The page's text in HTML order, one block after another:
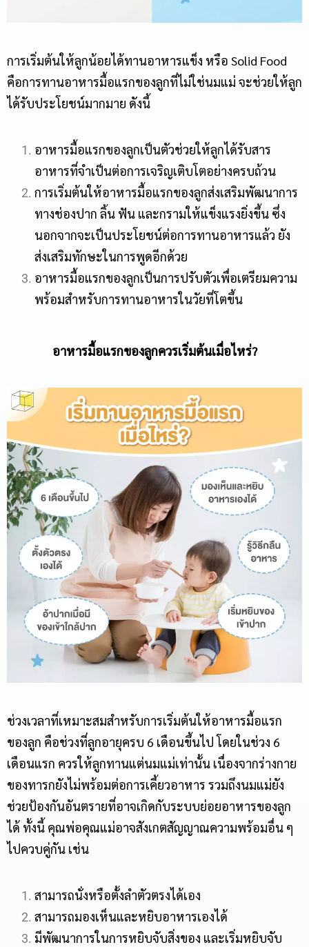
การเริ่มต้นให้ลูกน้อยได้ทานอาหารแข็ง หรือ Solid Food
คือการทานอาหารมื้อแรกของลูกที่ไม่ใช่นมแม่ จะช่วยให้ลูก
ได้รับประโยชน์มากมาย ดังนี้
อาหารมื้อแรกของลูกเป็นตัวช่วยให้ลูกได้รับสาร
อาหารที่จำเป็นต่อการเจริญเติบโตอย่างครบถ้วน
การเริ่มต้นให้อาหารมื้อแรกของลูกส่งเสริมพัฒนาการ
ทางช่องปาก ลิ้น ฟัน และกรามให้แข็งแรงยิ่งขึ้น ซึ่ง
นอกจากจะเป็นประโยชน์ต่อการทานอาหารแล้ว ยัง
ส่งเสริมทักษะในการพูดอีกด้วย
อาหารมื้อแรกของลูกเป็นการปรับตัวเพื่อเตรียมความ
พร้อมสำหรับการทานอาหารในวัยที่โตขึ้น
อาหารมื้อแรกของลูกควรเริ่มต้นเมื่อไหร่?
ช่วงเวลาที่เหมาะสมสำหรับการเริ่มต้นให้อาหารมื้อแรก
ของลูก คือช่วงที่ลูกอายุครบ 6 เดือนขึ้นไป โดยในช่วง 6
เดือนแรก ควรให้ลูกทานแต่นมแม่เท่านั้น เนื่องจากร่างกาย
ของทารกยังไม่พร้อมต่อการเคี้ยวอาหาร รวมถึงนมแม่ยัง
ช่วยป้องกันอันตรายที่อาจเกิดกับระบบย่อยอาหารของลูก
ได้ ทั้งนี้ คุณพ่อคุณแม่อาจสังเกตสัญญาณความพร้อมอื่น ๆ
ไปควบคู่กัน เช่น
สามารถนั่งหรือตั้งลำตัวตรงได้เอง
สามารถมองเห็นและหยิบอาหารเองได้
มีพัฒนาการในการหยิบจับสิ่งของ และเริ่มหยิบจับ